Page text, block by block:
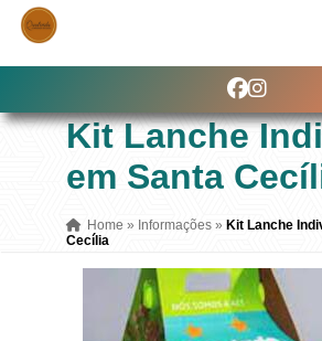
Kit Lanche
em Santa
Home » Informações » Kit Lanche
Cecília